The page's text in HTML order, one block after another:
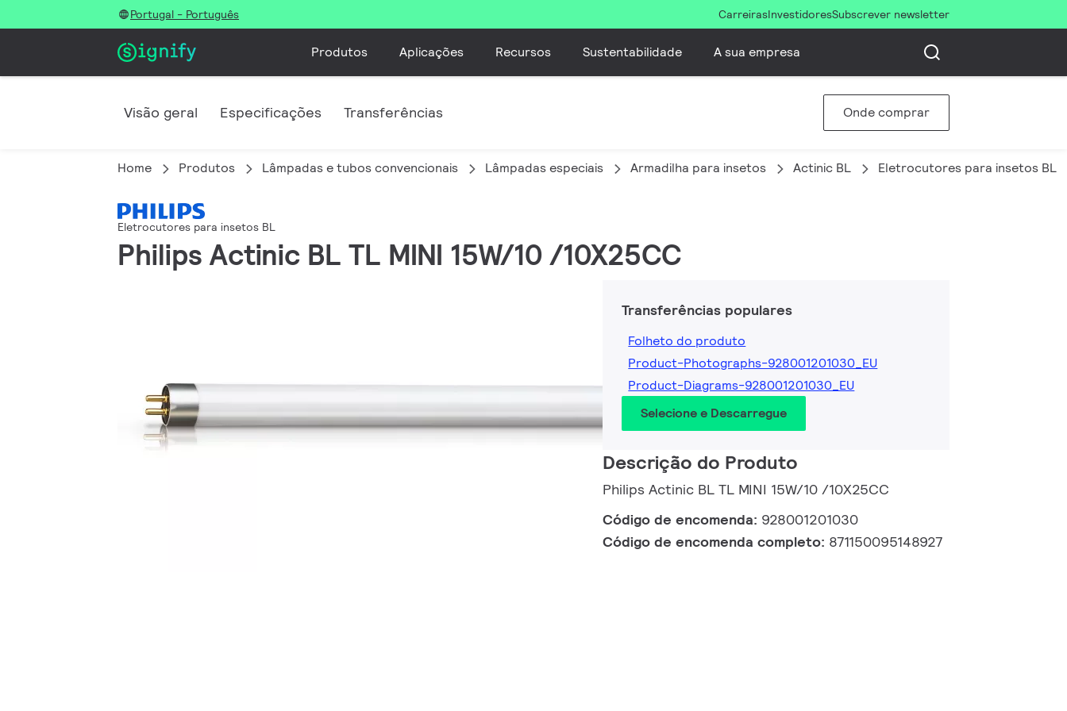
Portugal - Português CarreirasInvestidoresSubscrever newsletter
Produtos Aplicações Recursos Sustentabilidade A sua empresa
Visão geral Especificações Transferências Onde comprar
Home Produtos Lâmpadas e tubos convencionais Lâmpadas especiais Armadilha para insetos Actinic BL Eletrocutores para insetos BL
Eletrocutores para insetos BL
Philips Actinic BL TL MINI 15W/10 /10X25CC
Transferências populares
Folheto do produto
Product-Photographs-928001201030_EU
Product-Diagrams-928001201030_EU
Selecione e Descarregue
Descrição do Produto
Philips Actinic BL TL MINI 15W/10 /10X25CC
Código de encomenda: 928001201030
Código de encomenda completo: 871150095148927